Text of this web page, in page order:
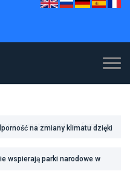
na zmiany klimatu dzięki
wspierają parki narodowe w